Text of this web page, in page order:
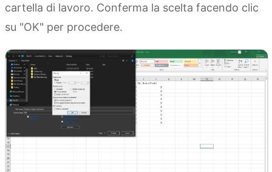
cartella di lavoro. Conferma la scelta facendo clic
su "OK" per procedere.